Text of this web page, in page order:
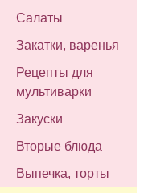
Салаты
Закатки, варенья
Рецепты для
мультиварки
Закуски
Вторые блюда
Выпечка, торты